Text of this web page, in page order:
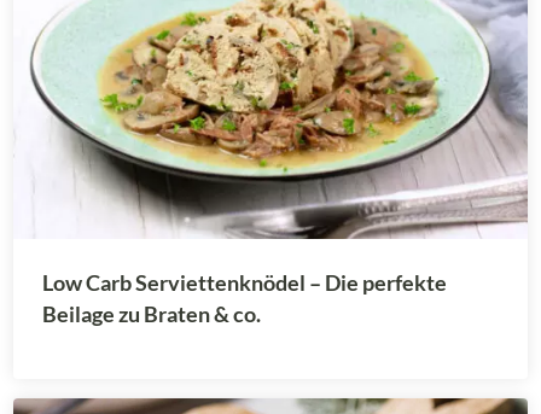
Low Carb Serviettenknödel – Die perfekte
Beilage zu Braten & co.